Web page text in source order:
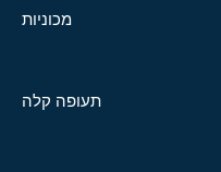
מכוניות
תעופה קלה